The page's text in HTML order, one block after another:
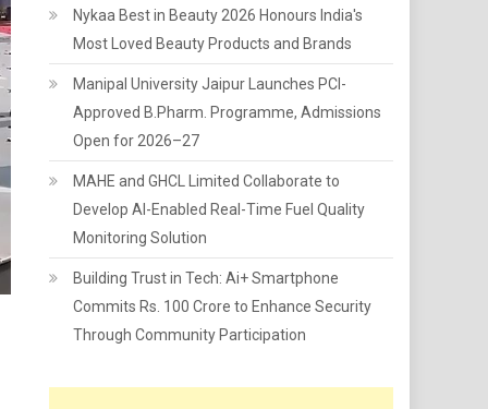
Nykaa Best in Beauty 2026 Honours India's
Most Loved Beauty Products and Brands
Manipal University Jaipur Launches PCI-
Approved B.Pharm. Programme, Admissions
Open for 2026–27
MAHE and GHCL Limited Collaborate to
Develop AI-Enabled Real-Time Fuel Quality
Monitoring Solution
Building Trust in Tech: Ai+ Smartphone
Commits Rs. 100 Crore to Enhance Security
Through Community Participation